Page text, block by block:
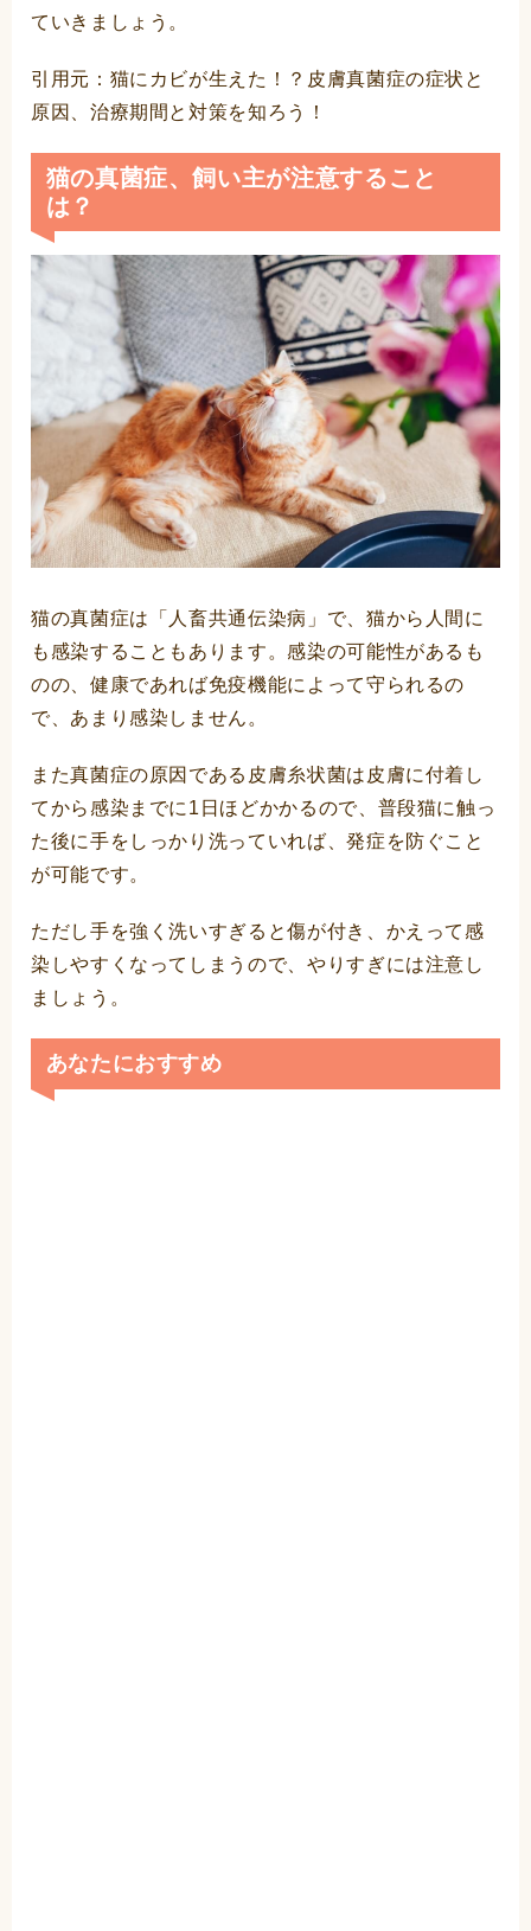
ていきましょう。
引用元： 猫にカビが生えた！？皮膚真菌症の症状と
原因、治療期間と対策を知ろう！
猫の真菌症、飼い主が注意すること
は？
猫の真菌症は「人畜共通伝染病」で、猫から人間に
も感染することもあります。感染の可能性があるも
のの、健康であれば免疫機能によって守られるの
で、あまり感染しません。
また真菌症の原因である皮膚糸状菌は皮膚に付着し
てから感染までに1日ほどかかるので、普段猫に触っ
た後に手をしっかり洗っていれば、発症を防ぐこと
が可能です。
ただし手を強く洗いすぎると傷が付き、かえって感
染しやすくなってしまうので、やりすぎには注意し
ましょう。
あなたにおすすめ